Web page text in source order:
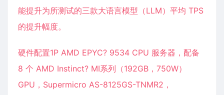
能提升为所测试的三款大语言模型（LLM）平均 TPS
的提升幅度。
硬件配置1P AMD EPYC? 9534 CPU 服务器，配备
8 个 AMD Instinct? MI系列（192GB，750W）
GPU，Supermicro AS-8125GS-TNMR2，